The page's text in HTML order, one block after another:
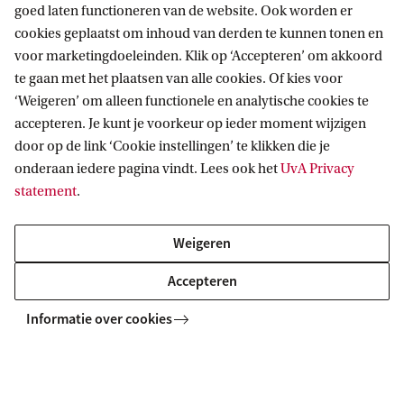
CatalogusPlus
Reglement
Privacy statement
Specials
Allard Pierson (UvA Collecties)
Over
Over de Bibliotheek
Sociale media
Instagram
goed laten functioneren van de website. Ook worden er
cookies geplaatst om inhoud van derden te kunnen tonen en
voor marketingdoeleinden. Klik op ‘Accepteren’ om akkoord
te gaan met het plaatsen van alle cookies. Of kies voor
‘Weigeren’ om alleen functionele en analytische cookies te
accepteren. Je kunt je voorkeur op ieder moment wijzigen
door op de link ‘Cookie instellingen’ te klikken die je
onderaan iedere pagina vindt. Lees ook hetUvA Privacy
statement.
Weigeren
Accepteren
Informatie over cookies